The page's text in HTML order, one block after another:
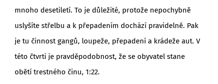
mnoho desetiletí. To je důležité, protože nepochybně
uslyšíte střelbu a k přepadením dochází pravidelně. Pak
je tu činnost gangů, loupeže, přepadení a krádeže aut. V
této čtvrti je pravděpodobnost, že se obyvatel stane
obětí trestného činu, 1:22.